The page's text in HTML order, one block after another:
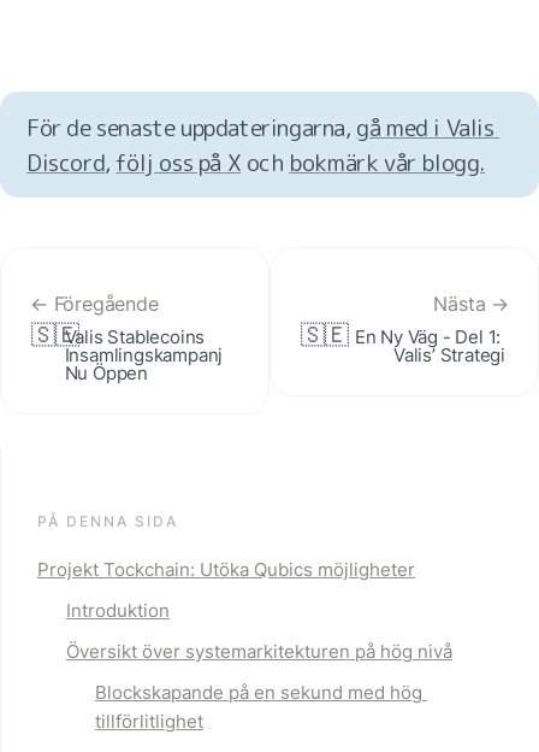
För de senaste uppdateringarna, gå med i Valis
Discord, följ oss på X och bokmärk vår blogg.
← Föregående
🇸🇪Valis Stablecoins
Insamlingskampanj
Nu Öppen
Nästa →
🇸🇪 En Ny Väg - Del 1:
Valis’ Strategi
PÅ DENNA SIDA
Projekt Tockchain: Utöka Qubics möjligheter
Introduktion
Översikt över systemarkitekturen på hög nivå
Blockskapande på en sekund med hög
tillförlitlighet